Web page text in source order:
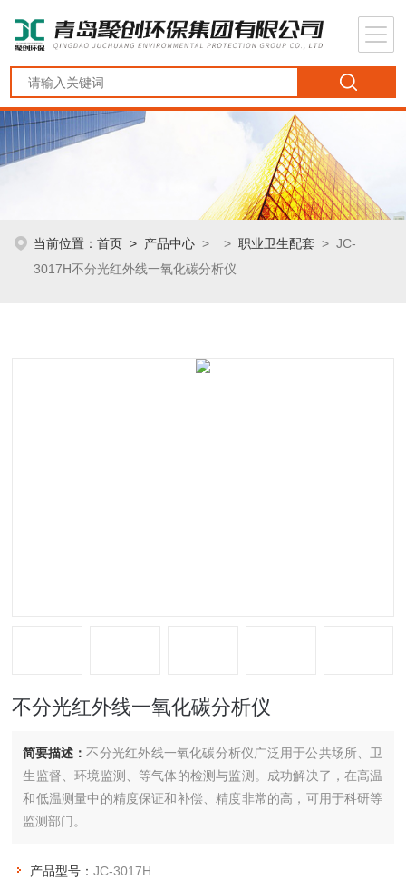
当前位置：首页 > 产品中心 > >职业卫生配套 > JC-
3017H不分光红外线一氧化碳分析仪
不分光红外线一氧化碳分析仪
简要描述：不分光红外线一氧化碳分析仪广泛用于公共场所、卫
生监督、环境监测、等气体的检测与监测。成功解决了，在高温
和低温测量中的精度保证和补偿、精度非常的高，可用于科研等
监测部门。
产品型号：JC-3017H